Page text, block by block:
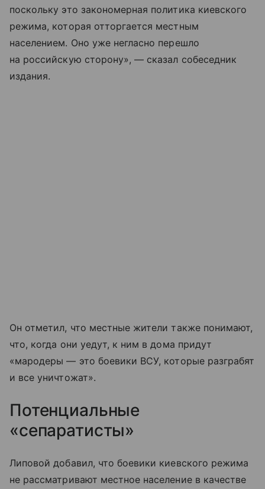
поскольку это закономерная политика киевского
режима, которая отторгается местным
населением. Оно уже негласно перешло
на российскую сторону», — сказал собеседник
издания.
Он отметил, что местные жители также понимают,
что, когда они уедут, к ним в дома придут
«мародеры — это боевики ВСУ, которые разграбят
и все уничтожат».
Потенциальные
«сепаратисты»
Липовой добавил, что боевики киевского режима
не рассматривают местное население в качестве